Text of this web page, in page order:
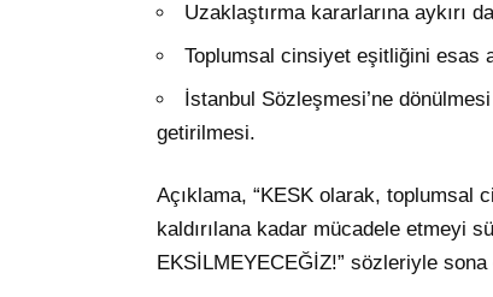
Uzaklaştırma kararlarına aykırı
Toplumsal cinsiyet eşitliğini esas
İstanbul Sözleşmesi’ne
getirilmesi.
Açıklama, “KESK olarak, toplumsal
kaldırılana kadar mücadele etmeyi
EKSİLMEYECEĞİZ!” sözleriyle sona